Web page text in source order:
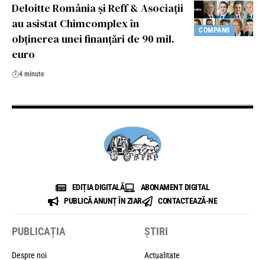
COMPANII
Deloitte România și Reff & Asociații
au asistat Chimcomplex în
obținerea unei finanțări de 90 mil.
euro
4 minute
EDIȚIA DIGITALĂ
ABONAMENT DIGITAL
PUBLICĂ ANUNȚ ÎN ZIAR
CONTACTEAZĂ-NE
PUBLICAȚIA
Despre noi
ȘTIRI
Actualitate